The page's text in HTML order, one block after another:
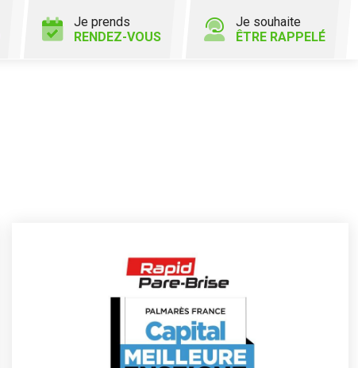
Je prends
RENDEZ-VOUS
Je souhaite
ÊTRE RAPPELÉ